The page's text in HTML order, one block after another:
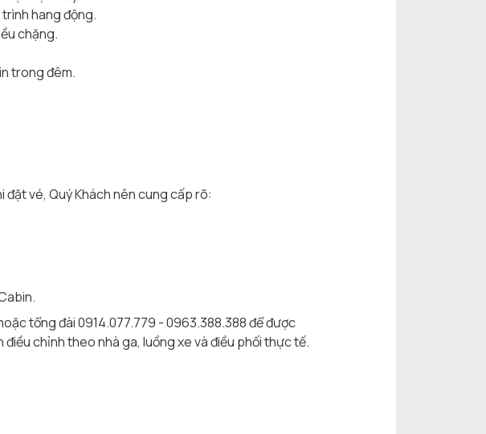
hang động.
chặng.
trong đêm.
đặt vé, Quý Khách nên cung cấp rõ:
tổng đài 0914.077.779 - 0963.388.388 để được
chỉnh theo nhà ga, luồng xe và điều phối thực tế.